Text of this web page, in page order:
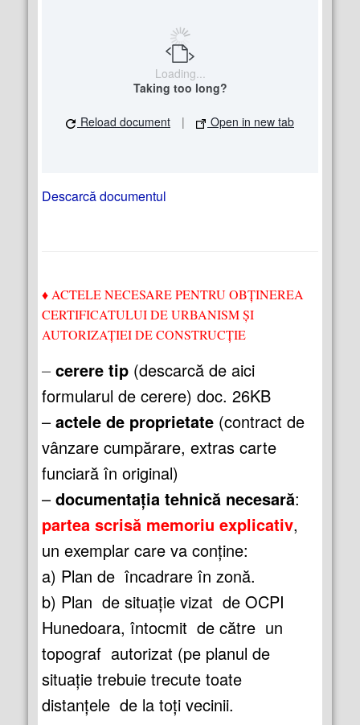
Loading...
Taking too long?
Reload document | Open in new tab
Descarcă documentul
♦ACTELE NECESARE PENTRU OBȚINEREA
CERTIFICATULUI DE URBANISM ȘI
AUTORIZAȚIEI DE CONSTRUCȚIE
– cerere tip (descarcă de aici
formularul de cerere) doc. 26KB
– actele de proprietate (contract de
vânzare cumpărare, extras carte
funciară în original)
– documentația tehnică necesară:
partea scrisă memoriu explicativ,
un exemplar care va conține:
a) Plan de încadrare în zonă.
b) Plan de situație vizat de OCPI
Hunedoara, întocmit de către un
topograf autorizat (pe planul de
situație trebuie trecute toate
distanțele de la toți vecinii.